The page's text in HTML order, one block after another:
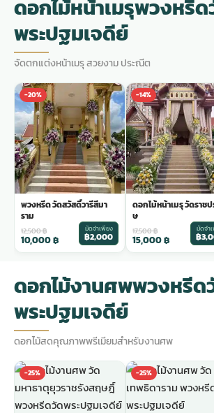
ดอกไม้หน้าเมรุพวงหรี
พระปฐมเจดีย์
จัดตกแต่งหน้าเมรุ สวยงาม ประณีต
-20%
พวงหรีด วัดสวัสดิ์วารีสีมา
ราม
12,500฿
10,000฿
มัดจำเพียง
฿2,000
-14%
ดอกไม้หน้าเมรุ วัดราชป
ษ
17,500฿
15,000฿
มัดจำ
฿
ดอกไม้งานศพพวงหรีด
พระปฐมเจดีย์
ดอกไม้สดคุณภาพพรีเมียมสำหรับงานศพ
-25% -25%